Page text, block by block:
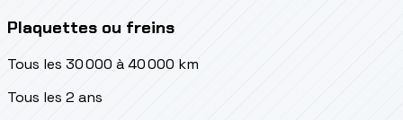
Plaquettes ou freins
Tous les 30 000 à 40 000 km
Tous les 2 ans